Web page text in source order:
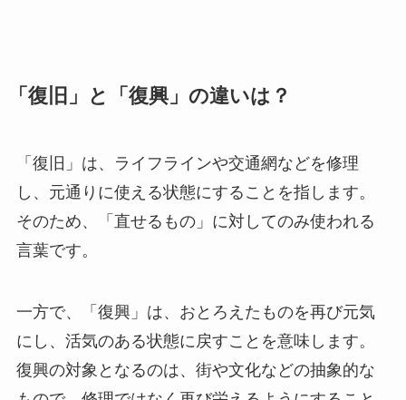
「復旧」と「復興」の違いは？
「復旧」は、ライフラインや交通網などを修理
し、元通りに使える状態にすることを指します。
そのため、「直せるもの」に対してのみ使われる
言葉です。
一方で、「復興」は、おとろえたものを再び元気
にし、活気のある状態に戻すことを意味します。
復興の対象となるのは、街や文化などの抽象的な